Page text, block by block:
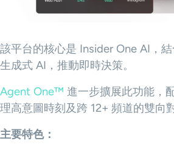
該平台的核心是 Insider One AI，
生成式 AI，推動即時決策。
Agent One™ 進一步擴展此功能，
理高意圖時刻及跨 12+ 頻道的雙向
主要特色：